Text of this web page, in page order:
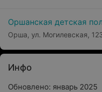
Оршанская детская
Орша, ул. Могилевская,
Инфо
Обновлено: январь 2025